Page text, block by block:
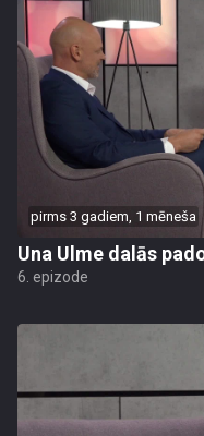
pirms 3 gadiem, 1 mēneša
Una Ulme dalās
6. epizode